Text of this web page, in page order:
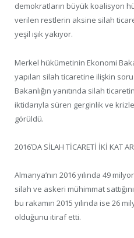
demokratların büyük koalisyon
verilen restlerin aksine silah
yeşil ışık yakıyor.
Merkel hükümetinin Ekonomi
yapılan silah ticaretine ilişkin
Bakanlığın yanıtında silah
iktidarıyla süren gerginlik ve
görüldü.
2016’DA SİLAH TİCARETİ İKİ KAT
Almanya’nın 2016 yılında 49
silah ve askeri mühimmat
bu rakamın 2015 yılında ise 26
olduğunu itiraf etti.